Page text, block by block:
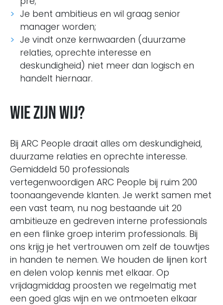
Je bent ambitieus en wil graag senior
manager worden;
Je vindt onze kernwaarden (duurzame
relaties, oprechte interesse en
deskundigheid) niet meer dan logisch en
handelt hiernaar.
Wie zijn wij?
Bij ARC People draait alles om deskundigheid,
duurzame relaties en oprechte interesse.
Gemiddeld 50 professionals
vertegenwoordigen ARC People bij ruim 200
toonaangevende klanten. Je werkt samen met
een vast team, nu nog bestaande uit 20
ambitieuze en gedreven interne professionals
en een flinke groep interim professionals. Bij
ons krijg je het vertrouwen om zelf de touwtjes
in handen te nemen. We houden de lijnen kort
en delen volop kennis met elkaar. Op
vrijdagmiddag proosten we regelmatig met
een goed glas wijn en we ontmoeten elkaar